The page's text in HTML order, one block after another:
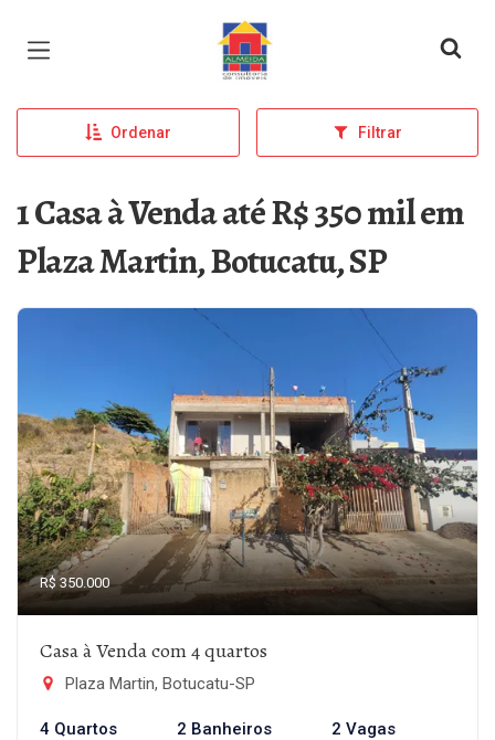
Página inicial
Ordenar Filtrar
1 Casa à Venda até R$ 350 mil em
Plaza Martin, Botucatu, SP
R$ 350.000
Casa à Venda com 4 quartos
Plaza Martin, Botucatu-SP
4 Quartos 2 Banheiros 2 Vagas